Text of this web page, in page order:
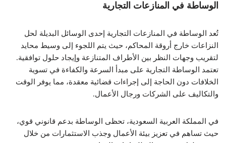
الوساطة في المنازعات التجارية
تُعد الوساطة في المنازعات التجارية إحدى الوسائل البديلة لحل
النزاعات خارج أروقة المحاكم، حيث يتم اللجوء إلى وسيط محايد
لتقريب وجهات النظر بين الأطراف المتنازعة وإيجاد حلول توافقية.
تعتمد الوساطة التجارية على مبدأ السرعة والكفاءة في تسوية
الخلافات دون الحاجة إلى إجراءات قضائية معقدة، مما يوفر الوقت
والتكاليف على الشركات ورجال الأعمال.
في المملكة العربية السعودية، تحظى الوساطة بدعم قانوني قوي،
حيث تساهم في تعزيز بيئة الأعمال وجذب الاستثمارات من خلال